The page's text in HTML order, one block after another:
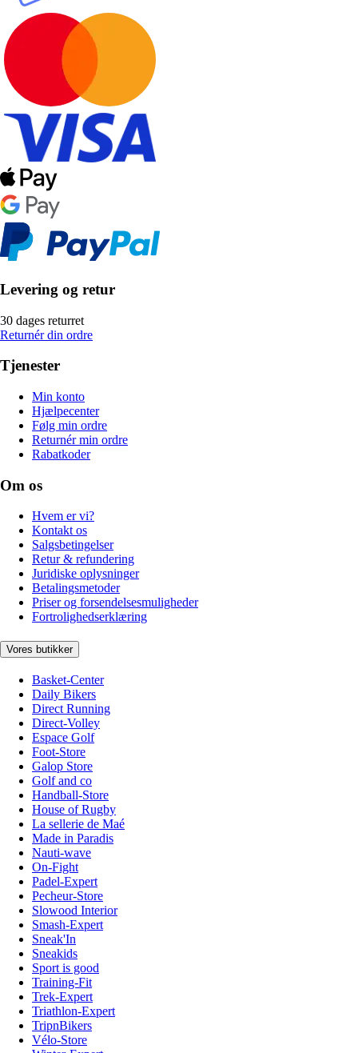
Levering og retur
30 dages returret
Returnér din ordre
Tjenester
Min konto
Hjælpecenter
Følg min ordre
Returnér min ordre
Rabatkoder
Om os
Hvem er vi?
Kontakt os
Salgsbetingelser
Retur & refundering
Juridiske oplysninger
Betalingsmetoder
Priser og forsendelsesmuligheder
Fortrolighedserklæring
Vores butikker
Basket-Center
Daily Bikers
Direct Running
Direct-Volley
Espace Golf
Foot-Store
Galop Store
Golf and co
Handball-Store
House of Rugby
La sellerie de Maé
Made in Paradis
Nauti-wave
On-Fight
Padel-Expert
Pecheur-Store
Slowood Interior
Smash-Expert
Sneak'In
Sneakids
Sport is good
Training-Fit
Trek-Expert
Triathlon-Expert
TripnBikers
Vélo-Store